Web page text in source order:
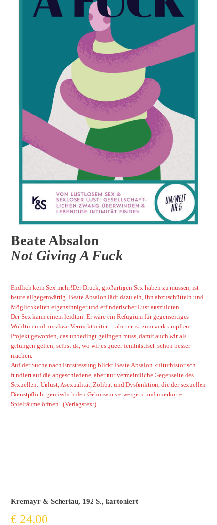
Beate Absalon
Not Giving A Fuck
Endlich kein Sex mehr!Der Druck, großartigen Sex haben zu müssen, ist
heute allgegenwärtig. Beate Absalon lädt dazu ein, ihn abzuschütteln und
Möglichkeiten eigensinniger und erfinderischer Lust auszuloten.
Der Sex kann einem leidtun. Er wäre ein Refugium für gegenseitiges
Wohltun und nutzlose Verrücktheiten – aber er ist zum verkrampften
Projekt geworden, das unbedingt gelingen muss, damit auch wir als
gelungen gelten, selbst da, wo wir es queer-feministisch schon besser
machen.
Auf der Suche nach Entstressung blickt Beate Absalon kulturhistorisch
fundiert auf die abgeschiedene, aber nur vermeintliche Gegenseite des
Sexuellen: Unlust, Asexualität, Zölibat und Dysfunktion, die der sexuellen
Dienstpflicht genüsslich den Gehorsam verweigern und unerhörte
Spielräume öffnen. (Verlagstext)
Kremayr & Scheriau, 192 S., kartoniert
€ 24,00